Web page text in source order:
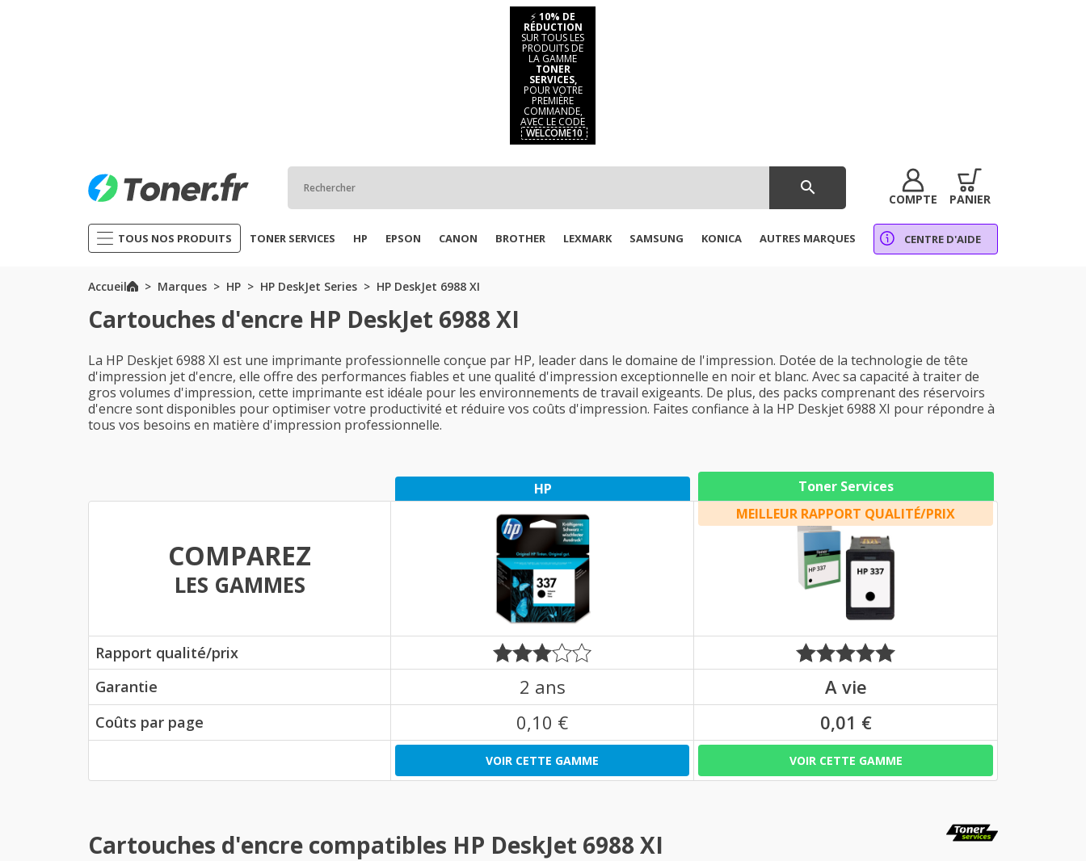
⚡ 10% DE
RÉDUCTION
SUR TOUS LES
PRODUITS DE
LA GAMME
TONER
SERVICES,
POUR VOTRE
PREMIÈRE
COMMANDE,
AVEC LE CODE
WELCOME10
search
COMPTE PANIER
TOUS NOS PRODUITS TONER SERVICES HP EPSON CANON BROTHER LEXMARK SAMSUNG KONICA AUTRES MARQUES CENTRE D'AIDE
Accueil Marques HP HP DeskJet Series HP DeskJet 6988 XI
Cartouches d'encre HP DeskJet 6988 XI
La HP Deskjet 6988 XI est une imprimante professionnelle conçue par HP, leader dans le domaine de l'impression. Dotée de la technologie de tête
d'impression jet d'encre, elle offre des performances fiables et une qualité d'impression exceptionnelle en noir et blanc. Avec sa capacité à traiter de
gros volumes d'impression, cette imprimante est idéale pour les environnements de travail exigeants. De plus, des packs comprenant des réservoirs
d'encre sont disponibles pour optimiser votre productivité et réduire vos coûts d'impression. Faites confiance à la HP Deskjet 6988 XI pour répondre à
tous vos besoins en matière d'impression professionnelle.
HP Toner Services
COMPAREZ
LES GAMMES
MEILLEUR RAPPORT QUALITÉ/PRIX
Rapport qualité/prix
Garantie
2 ans A vie
Coûts par page 0,10 € 0,01 €
VOIR CETTE GAMME VOIR CETTE GAMME
Cartouches d'encre compatibles HP DeskJet 6988 XI